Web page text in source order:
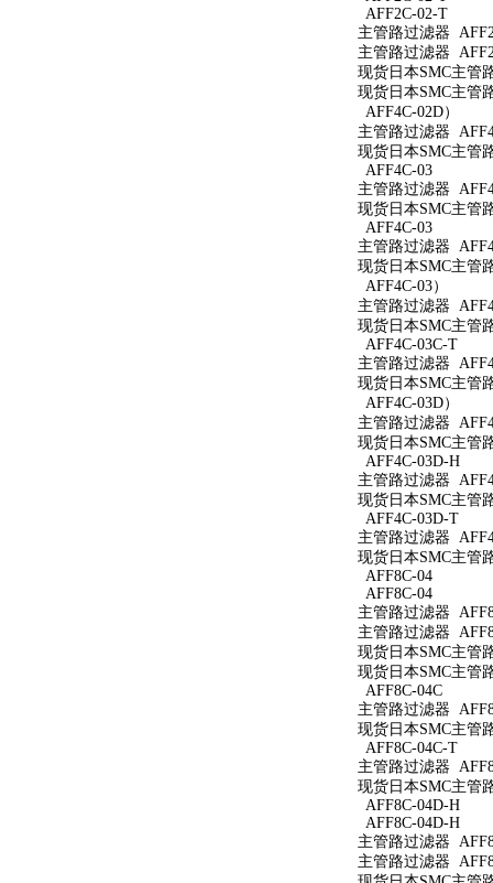
AFF2C-02-T
主管路过滤器
主管路过滤器
现货日本SMC主管
现货日本SMC主管
AFF4C-02D）
主管路过滤器
现货日本SMC主管
AFF4C-03
主管路过滤器
现货日本SMC主管
AFF4C-03
主管路过滤器
现货日本SMC主管
AFF4C-03）
主管路过滤器
现货日本SMC主管
AFF4C-03C-T
主管路过滤器
现货日本SMC主管
AFF4C-03D）
主管路过滤器
现货日本SMC主管
AFF4C-03D-H
主管路过滤器
现货日本SMC主管
AFF4C-03D-T
主管路过滤器
现货日本SMC主管
AFF8C-04
AFF8C-04
主管路过滤器
主管路过滤器
现货日本SMC主管
现货日本SMC主管
AFF8C-04C
主管路过滤器
现货日本SMC主管
AFF8C-04C-T
主管路过滤器
现货日本SMC主管
AFF8C-04D-H
AFF8C-04D-H
主管路过滤器
主管路过滤器